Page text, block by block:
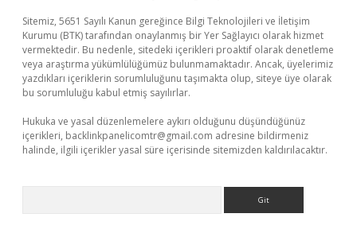
Sitemiz, 5651 Sayılı Kanun gereğince Bilgi Teknolojileri ve İletişim
Kurumu (BTK) tarafından onaylanmış bir Yer Sağlayıcı olarak hizmet
vermektedir. Bu nedenle, sitedeki içerikleri proaktif olarak denetleme
veya araştırma yükümlülüğümüz bulunmamaktadır. Ancak, üyelerimiz
yazdıkları içeriklerin sorumluluğunu taşımakta olup, siteye üye olarak
bu sorumluluğu kabul etmiş sayılırlar.
Hukuka ve yasal düzenlemelere aykırı olduğunu düşündüğünüz
içerikleri, backlinkpanelicomtr@gmail.com adresine bildirmeniz
halinde, ilgili içerikler yasal süre içerisinde sitemizden kaldırılacaktır.